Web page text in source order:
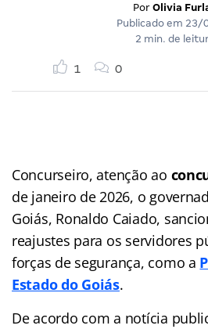
Por Olivia
Publicado em 23/
2 min. de
1 0
Concurseiro, atenção ao
de janeiro de 2026, o
Goiás, Ronaldo Caiado,
reajustes para os servidores
forças de segurança, como a
Estado do Goiás.
De acordo com a notícia